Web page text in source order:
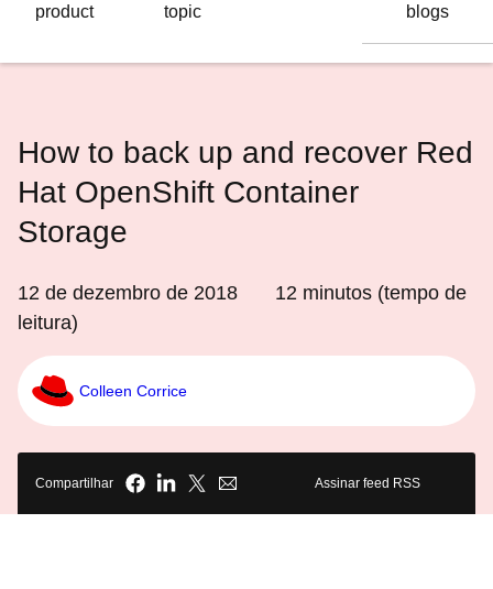
product
topic
blogs
How to back up and recover Red
Hat OpenShift Container
Storage
12 de dezembro de 2018 12 minutos (tempo de
leitura)
Colleen Corrice
Compartilhar Assinar feed RSS